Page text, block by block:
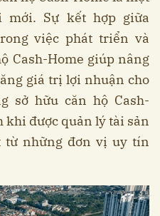
mới. Sự kết hợp giữa
việc phát triển và
Cash-Home giúp nâng
giá trị lợi nhuận cho
sở hữu căn hộ Cash-
khi được quản lý tài sản
từ những đơn vị uy tín